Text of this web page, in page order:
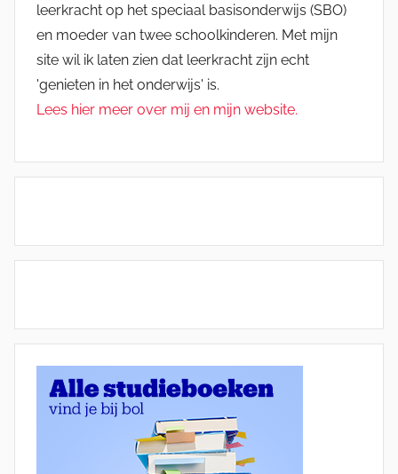
leerkracht op het speciaal basisonderwijs (SBO)
en moeder van twee schoolkinderen. Met mijn
site wil ik laten zien dat leerkracht zijn echt
'genieten in het onderwijs' is.
Lees hier meer over mij en mijn website.